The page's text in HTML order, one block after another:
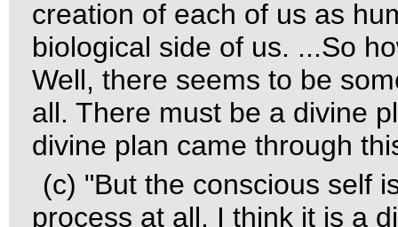
creation of each of us as
biological side of us. ...So
Well, there seems to be
all. There must be a divine
divine plan came through
(c) "But the conscious self
process at all. I think it is a